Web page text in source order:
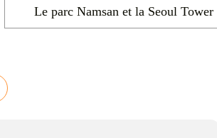
Le parc Namsan et la Seoul Tower